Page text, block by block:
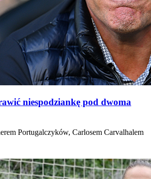
niespodziankę pod dwoma
Portugalczyków, Carlosem Carvalhalem